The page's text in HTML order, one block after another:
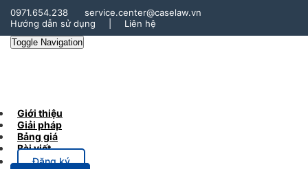
0971.654.238
service.center@caselaw.vn
Hướng dẫn sử dụng
Liên hệ
Toggle Navigation
Giới thiệu
Giải pháp
Bảng giá
Bài viết
Đăng ký